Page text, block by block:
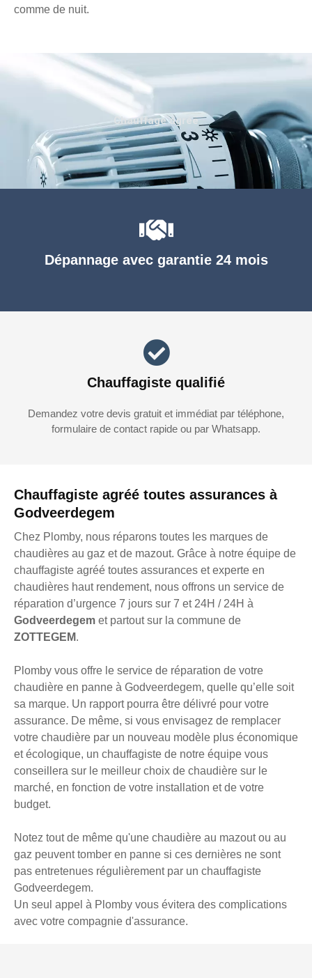
comme de nuit.
Chauffagiste agréé toutes assurances à
Godveerdegem
Chez Plomby, nous réparons toutes les marques de
chaudières au gaz et de mazout. Grâce à notre équipe de
chauffagiste agréé toutes assurances et experte en
chaudières haut rendement, nous offrons un service de
réparation d’urgence 7 jours sur 7 et 24H / 24H à
Godveerdegem et partout sur la commune de
ZOTTEGEM.
Plomby vous offre le service de réparation de votre
chaudière en panne à Godveerdegem, quelle qu’elle soit
sa marque. Un rapport pourra être délivré pour votre
assurance. De même, si vous envisagez de remplacer
votre chaudière par un nouveau modèle plus économique
et écologique, un chauffagiste de notre équipe vous
conseillera sur le meilleur choix de chaudière sur le
marché, en fonction de votre installation et de votre
budget.
Notez tout de même qu'une chaudière au mazout ou au
gaz peuvent tomber en panne si ces dernières ne sont
pas entretenues régulièrement par un chauffagiste
Godveerdegem.
Un seul appel à Plomby vous évitera des complications
avec votre compagnie d'assurance.
Dépannage avec garantie 24 mois
Chauffagiste qualifié
Demandez votre devis gratuit et immédiat par téléphone,
formulaire de contact rapide ou par Whatsapp.
Chauffage agréé